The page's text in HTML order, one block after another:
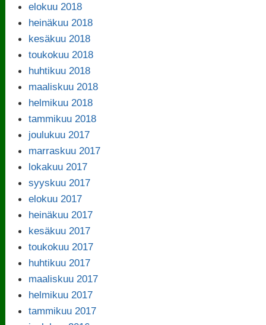
elokuu 2018
heinäkuu 2018
kesäkuu 2018
toukokuu 2018
huhtikuu 2018
maaliskuu 2018
helmikuu 2018
tammikuu 2018
joulukuu 2017
marraskuu 2017
lokakuu 2017
syyskuu 2017
elokuu 2017
heinäkuu 2017
kesäkuu 2017
toukokuu 2017
huhtikuu 2017
maaliskuu 2017
helmikuu 2017
tammikuu 2017